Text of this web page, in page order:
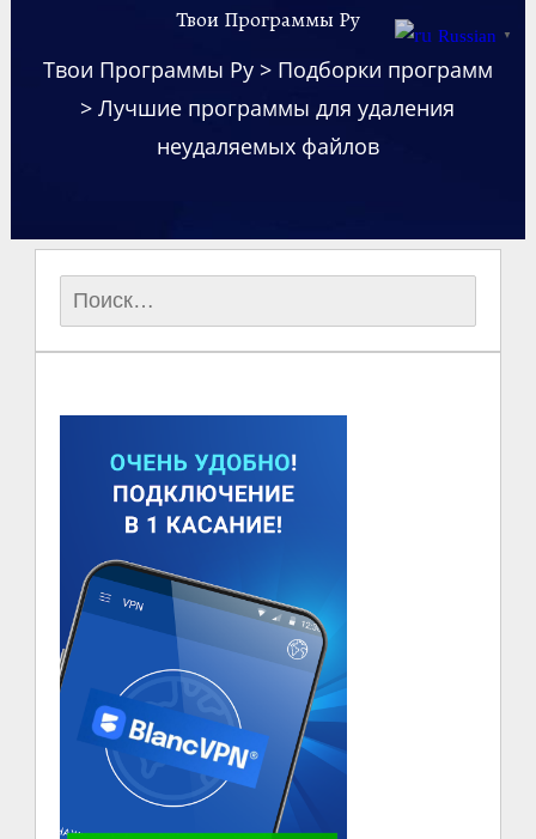
Твои Программы Ру
Твои Программы Ру> Подборки программ
>Лучшие программы для удаления
неудаляемых файлов
Найти:
Russian ▼